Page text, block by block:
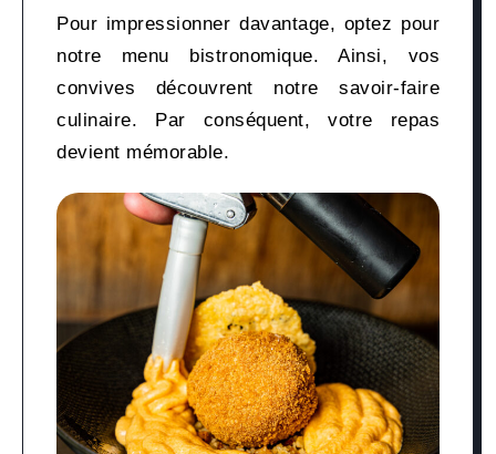
Pour impressionner davantage, optez pour
notre menu bistronomique. Ainsi, vos
convives découvrent notre savoir-faire
culinaire. Par conséquent, votre repas
devient mémorable.